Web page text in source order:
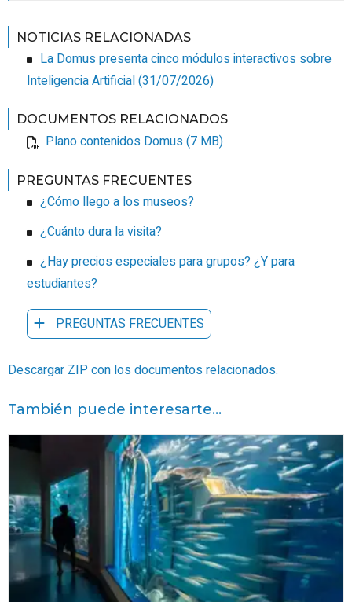
NOTICIAS RELACIONADAS
La Domus presenta cinco módulos interactivos sobre
Inteligencia Artificial(31/07/2026)
DOCUMENTOS RELACIONADOS
Plano contenidos Domus (7 MB)
PREGUNTAS FRECUENTES
¿Cómo llego a los museos?
¿Cuánto dura la visita?
¿Hay precios especiales para grupos? ¿Y para
estudiantes?
PREGUNTAS FRECUENTES
Descargar ZIP con los documentos relacionados.
También puede interesarte...